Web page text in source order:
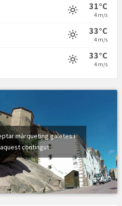
31°C
4 m/s
33°C
4 m/s
33°C
4 m/s
màrqueting galetes i
contingut